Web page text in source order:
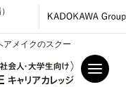
アメイクのスクー